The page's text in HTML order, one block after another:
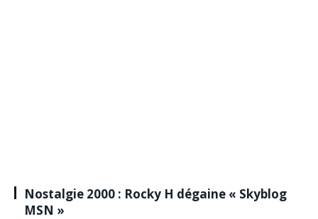
Nostalgie 2000 : Rocky H dégaine « Skyblog
MSN »